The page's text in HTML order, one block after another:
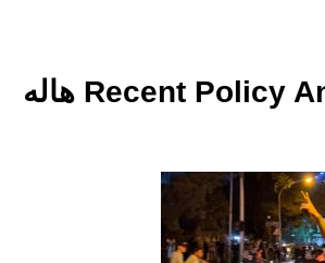
Recent Policy Analysis by هاله